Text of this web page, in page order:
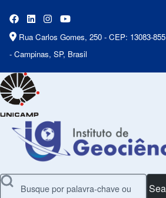
Rua Carlos Gomes, 250 - CEP: 13083-855
- Campinas, SP, Brasil
Search